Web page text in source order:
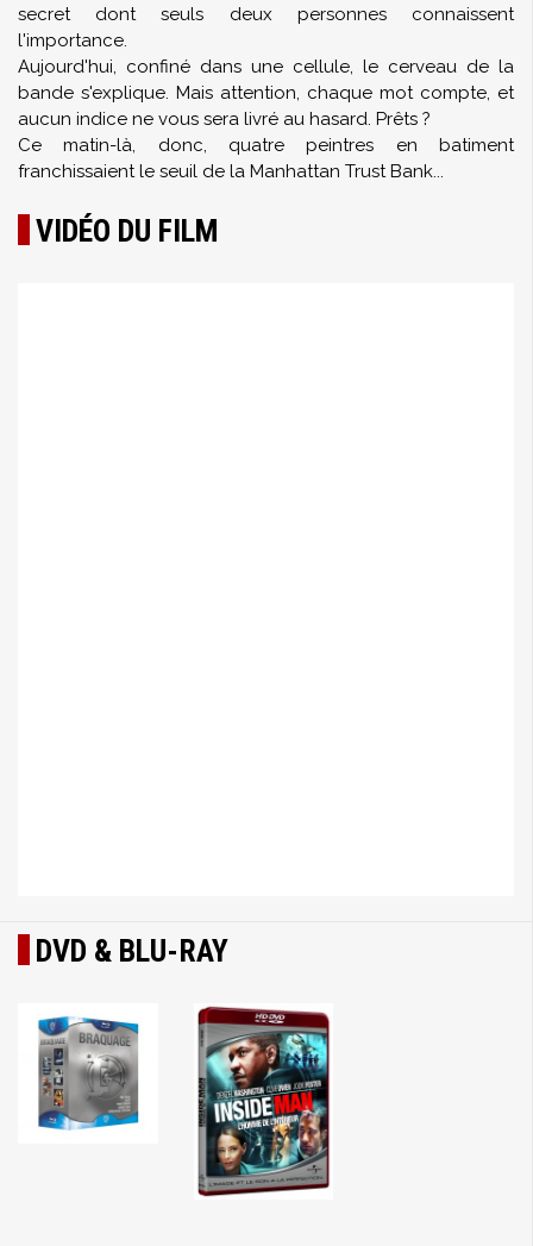
secret dont seuls deux personnes connaissent
l'importance.
Aujourd'hui, confiné dans une cellule, le cerveau de la
bande s'explique. Mais attention, chaque mot compte, et
aucun indice ne vous sera livré au hasard. Prêts ?
Ce matin-là, donc, quatre peintres en batiment
franchissaient le seuil de la Manhattan Trust Bank...
VIDÉO DU FILM
DVD & BLU-RAY